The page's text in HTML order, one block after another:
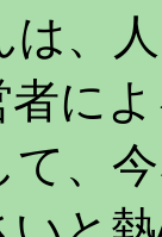
は、
に
て、